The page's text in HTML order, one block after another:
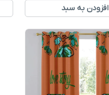
افزودن به سبد